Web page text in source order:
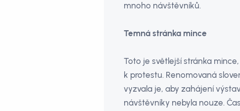
mnoho návštěvníků.
Temná stránka mince
Toto je světlejší stránka
k protestu. Renomovaná
vyzvala je, aby zahájení
návštěvníky nebyla nouze.